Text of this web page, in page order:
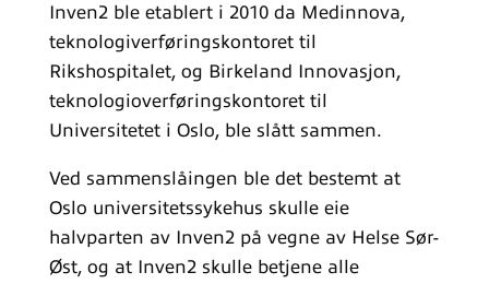
Inven2 ble etablert i 2010 da Medinnova,
teknologiverføringskontoret til
Rikshospitalet, og Birkeland Innovasjon,
teknologioverføringskontoret til
Universitetet i Oslo, ble slått sammen.
Ved sammenslåingen ble det bestemt at
Oslo universitetssykehus skulle eie
halvparten av Inven2 på vegne av Helse Sør-
Øst, og at Inven2 skulle betjene alle